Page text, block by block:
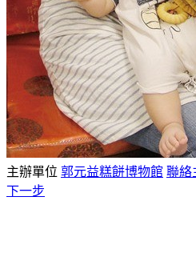
主辦單位 郭元益糕餅博物館 聯絡
下一步